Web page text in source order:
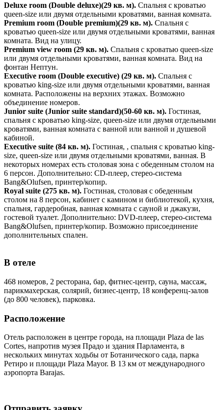
Deluxe room (Double deluxe)(29 кв. м). Спальня с кроватью
queen-size или двумя отдельными кроватями, ванная комната.
Premium room (Double premium)(29 кв. м). Спальня с
кроватью queen-size или двумя отдельными кроватями, ванная
комната. Вид на улицу.
Premium view room (29 кв. м). Спальня с кроватью queen-size
или двумя отдельными кроватями, ванная комната. Вид на
фонтан Нептун.
Executive room (Double executive) (29 кв. м). Спальня с
кроватью king-size или двумя отдельными кроватями, ванная
комната. Расположены на верхних этажах. Возможно
объединение номеров.
Junior suite (Junior suite standard)(50-60 кв. м). Гостиная,
спальня с кроватью king-size, queen-size или двумя отдельными
кроватями, ванная комната с ванной или ванной и душевой
кабиной.
Executive suite (84 кв. м). Гостиная, , спальня с кроватью king-
size, queen-size или двумя отдельными кроватями, ванная. В
некоторых номерах есть столовая зона с обеденным столом на
6 персон. Дополнительно: CD-плеер, стерео-система
Bang&Olufsen, принтер/копир.
Royal suite (275 кв. м). Гостиная, столовая с обеденным
столом на 8 персон, кабинет с камином и библиотекой, кухня,
спальня, гардеробная, ванная комната с сауной и джакузи,
гостевой туалет. Дополнительно: DVD-плеер, стерео-система
Bang&Olufsen, принтер/копир. Возможно присоединение
дополнительных спален.
В отеле
468 номеров, 2 ресторана, бар, фитнес-центр, сауна, массаж,
парикмахерская, солярий, бизнес-центр, 18 конференц-залов
(до 800 человек), парковка.
Расположение
Отель расположен в центре города, на площади Plaza de las
Cortes, напротив музея Прадо и здания Парламента, в
нескольких минутах ходьбы от Ботанического сада, парка
Ретиро и площади Plaza Mayor. В 13 км от международного
аэропорта Barajas.